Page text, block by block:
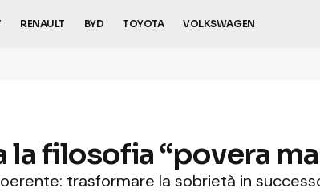
RENAULT BYD TOYOTA VOLKSWAGEN
la filosofia “povera
trasformare la sobrietà in